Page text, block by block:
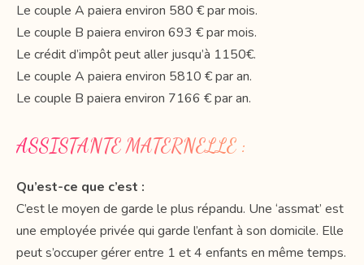
Le couple A paiera environ 580 € par mois.
Le couple B paiera environ 693 € par mois.
Le crédit d’impôt peut aller jusqu’à 1150€.
Le couple A paiera environ 5810 € par an.
Le couple B paiera environ 7166 € par an.
ASSISTANTE MATERNELLE :
Qu’est-ce que c’est :
C’est le moyen de garde le plus répandu. Une ‘assmat’ est
une employée privée qui garde l’enfant à son domicile. Elle
peut s’occuper gérer entre 1 et 4 enfants en même temps.